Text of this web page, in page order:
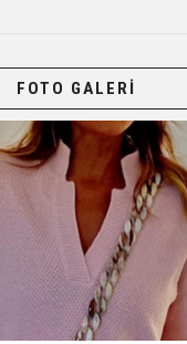
FOTO GALERİ